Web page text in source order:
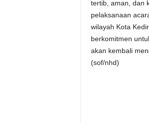
tertib, aman, dan
pelaksanaan
wilayah Kota
berkomitmen
akan kembali
(sof/nhd)